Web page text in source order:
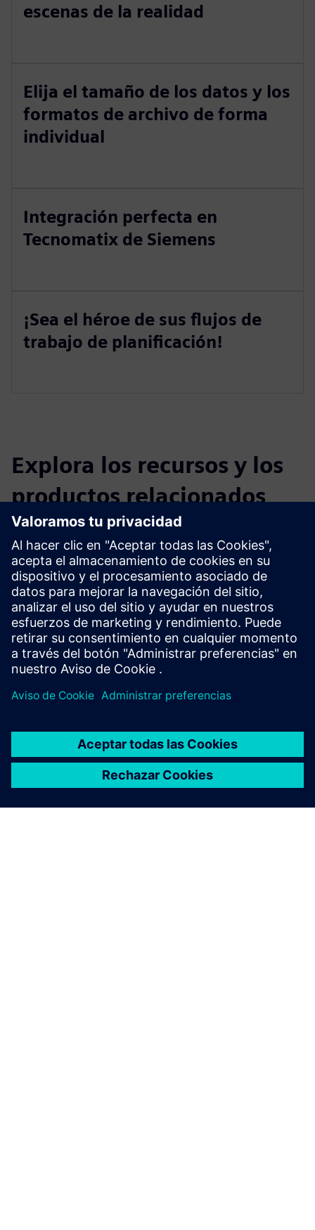
escenas de la realidad
Elija el tamaño de los datos y los
formatos de archivo de forma
individual
Integración perfecta en
Tecnomatix de Siemens
¡Sea el héroe de sus flujos de
trabajo de planificación!
Explora los recursos y los
productos relacionados
Información y recursos adicionales
Folleto del producto: En 5 pasos, desde el escaneo hasta el
modelo de simulación
Requisitos previos